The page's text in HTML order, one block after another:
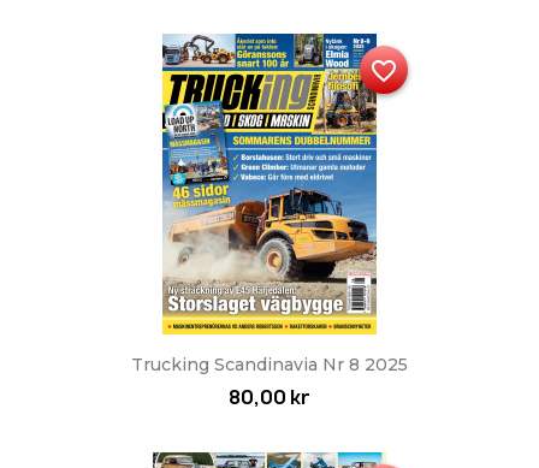
Trucking Scandinavia Nr 8 2025
80,00 kr
favorite_border